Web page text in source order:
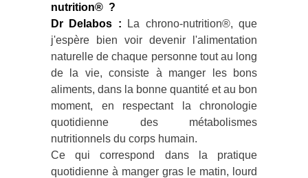
nutrition® ?
Dr Delabos :
La chrono-nutrition®, que
j'espère bien voir devenir l'alimentation
naturelle de chaque personne tout au long
de la vie, consiste à manger les bons
aliments, dans la bonne quantité et au bon
moment, en respectant la chronologie
quotidienne des métabolismes
nutritionnels du corps humain.
Ce qui correspond dans la pratique
quotidienne à manger gras le matin, lourd